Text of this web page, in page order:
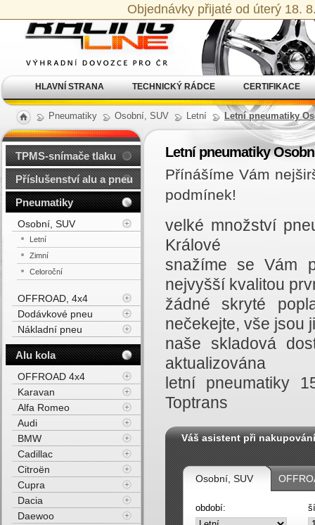
Pneumatiky Osobní, SUV Letní Letní pneumatiky
Letní pneumatiky
Přínášíme Vám
podmínek!
velké množství
Králové
snažíme se Vám
nejvyšší kvalitou
žádné skryté
nečekejte, vše jsou
naše skladová
aktualizována
letní pneumatiky
Toptrans
Váš asistent při nakupování
Osobní, SUV
období:
TPMS-snímače tlaku
Příslušenství alu a pneu
Pneumatiky
Osobní, SUV
Letní
Zimní
Celoroční
OFFROAD, 4x4
Dodávkové pneu
Nákladní pneu
Alu kola
OFFROAD 4x4
Karavan
Alfa Romeo
Audi
BMW
Cadillac
Citroën
Cupra
Dacia
Daewoo
Alu kola, elektrony, litá
kola Racing Line
HLAVNÍ STRANA TECHNICKÝ RÁDCE CERTIFIKACE
Objednávky přijaté od úterý 18.